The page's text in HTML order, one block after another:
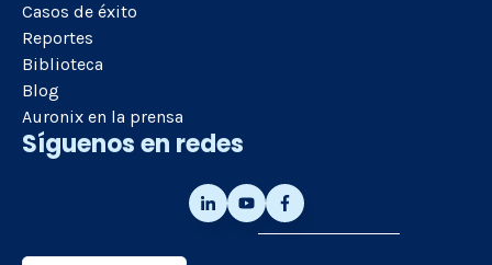
Casos de éxito
Reportes
Biblioteca
Blog
Auronix en la prensa
Síguenos en redes